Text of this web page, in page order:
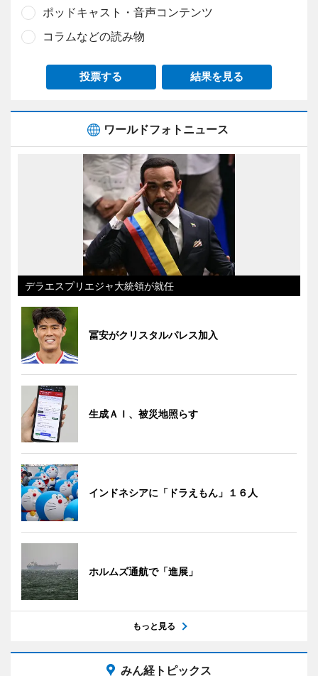
ポッドキャスト・音声コンテンツ
コラムなどの読み物
投票する 結果を見る
ワールドフォトニュース
デラエスプリエジャ大統領が就任
冨安がクリスタルパレス加入
生成ＡＩ、被災地照らす
インドネシアに「ドラえもん」１６人
ホルムズ通航で「進展」
もっと見る
みん経トピックス